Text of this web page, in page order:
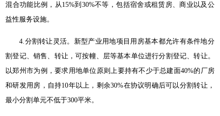
混合功能比例，从15%到30%不等，包括宿舍或租赁房、商业以及公
益性服务设施。
4.分割转让灵活。新型产业用地项目用房基本都允许有条件地分
割登记、销售、转让，可按幢、层等基本单位进行分割登记、转让。
以郑州市为例，要求用地单位原则上要持有不少于总建面40%的厂房
和研发用房，自持10年以上，剩余30%在协议明确后可以分割转让，
最小分割单元不低于300平米。